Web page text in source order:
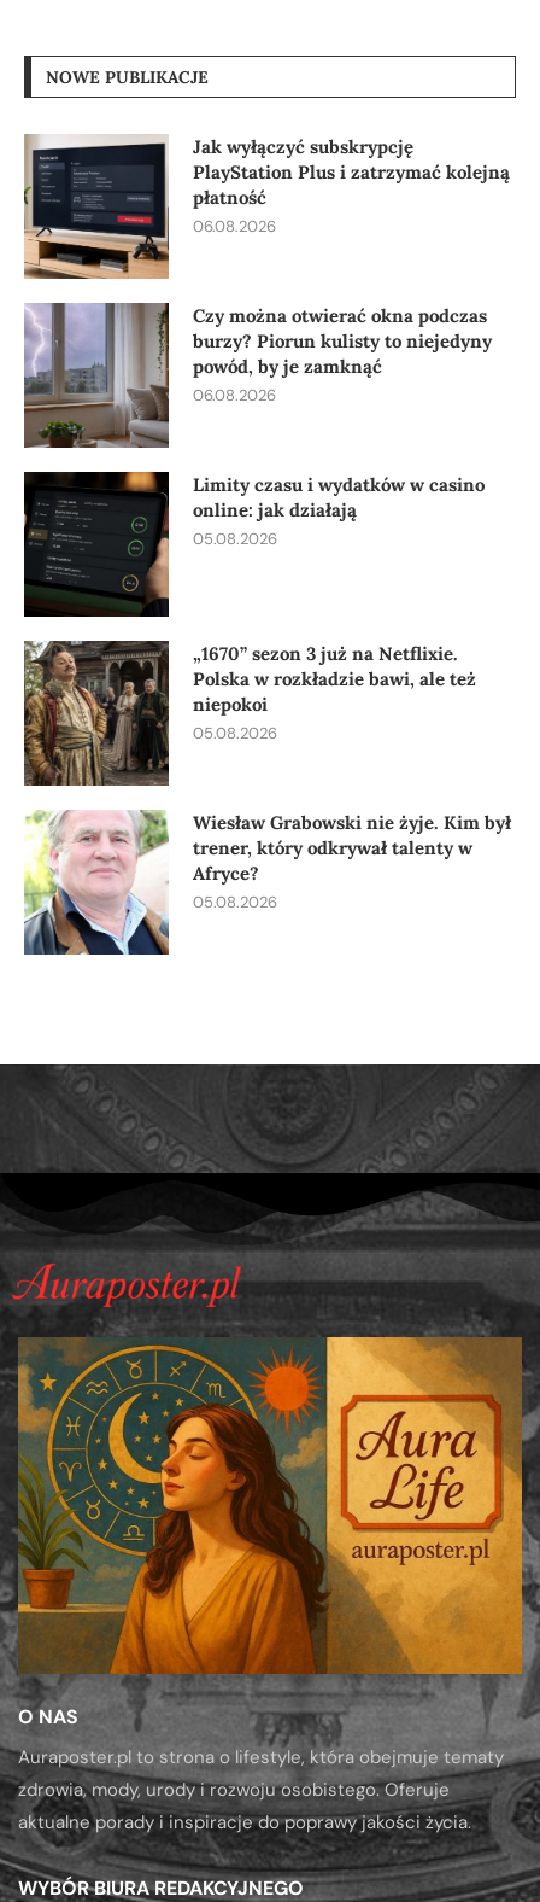
NOWE PUBLIKACJE
Jak wyłączyć subskrypcję
PlayStation Plus i zatrzymać kolejną
płatność
06.08.2026
Czy można otwierać okna podczas
burzy? Piorun kulisty to niejedyny
powód, by je zamknąć
06.08.2026
Limity czasu i wydatków w casino
online: jak działają
05.08.2026
„1670” sezon 3 już na Netflixie.
Polska w rozkładzie bawi, ale też
niepokoi
05.08.2026
Wiesław Grabowski nie żyje. Kim był
trener, który odkrywał talenty w
Afryce?
05.08.2026
O NAS
Auraposter.pl to strona o lifestyle, która obejmuje tematy
zdrowia, mody, urody i rozwoju osobistego. Oferuje
aktualne porady i inspiracje do poprawy jakości życia.
WYBÓR BIURA REDAKCYJNEGO